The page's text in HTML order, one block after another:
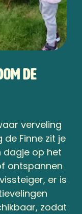
de
verveling
de Finne zit je
dagje op het
ontspannen
er is
zodat